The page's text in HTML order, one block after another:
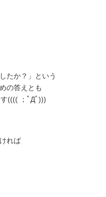
たか？」という
の答えとも
(((( ；ﾟДﾟ)))
れば